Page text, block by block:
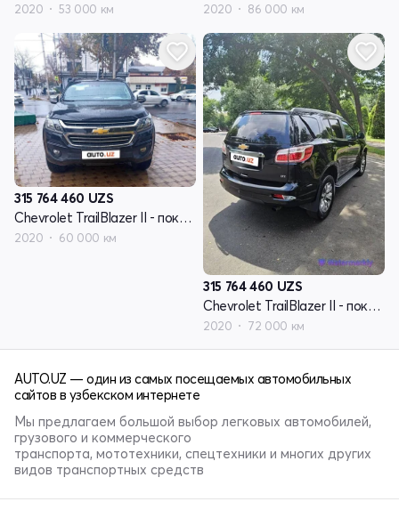
2020 53 000 км 2020 86 000 км
315 764 460 UZS
Chevrolet TrailBlazer II - поколение рестайлинг
2020 60 000 км
315 764 460 UZS
Chevrolet TrailBlazer II - поколение рестайлинг
2020 72 000 км
AUTO.UZ — один из самых посещаемых автомобильных
сайтов в узбекском интернете
Мы предлагаем большой выбор легковых автомобилей,
грузового и коммерческого
транспорта, мототехники, спецтехники и многих других
видов транспортных средств